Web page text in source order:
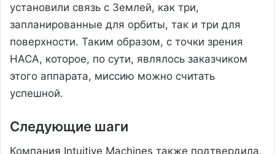
установили связь с Землей, как три,
запланированные для орбиты, так и три для
поверхности. Таким образом, с точки зрения
НАСА, которое, по сути, являлось заказчиком
этого аппарата, миссию можно считать
успешной.
Следующие шаги
Компания Intuitive Machines также подтвердила,